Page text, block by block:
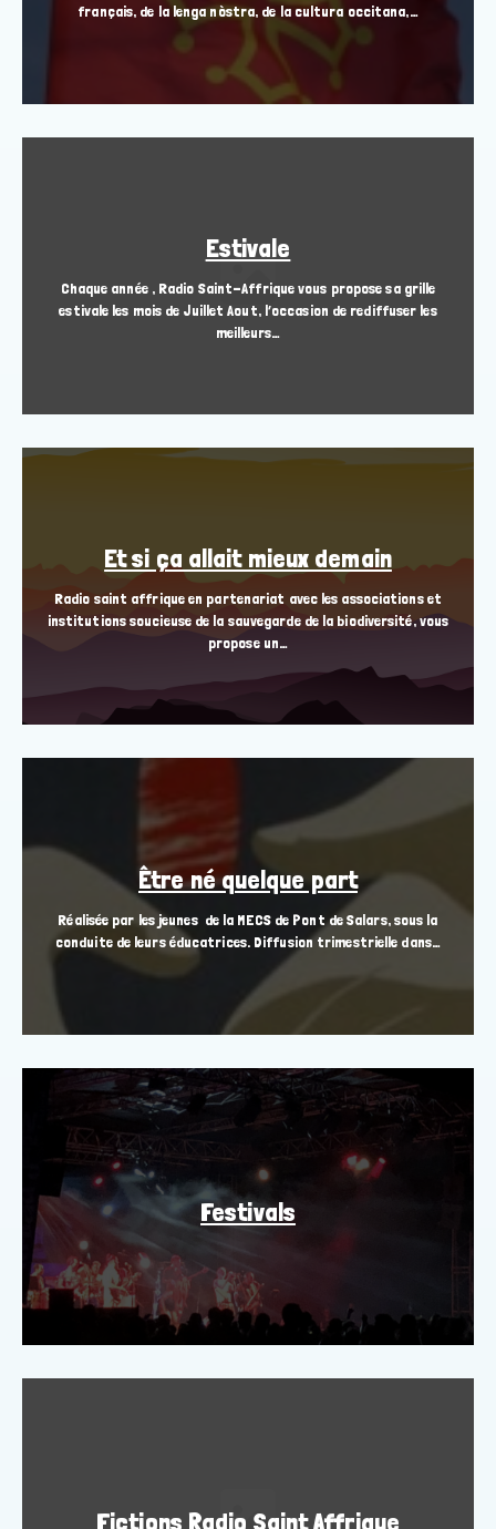
français, de la lenga nòstra, de la cultura occitana,…
Estivale
Chaque année , Radio Saint-Affrique vous propose sa grille
estivale les mois de Juillet Aout, l’occasion de rediffuser les
meilleurs…
Et si ça allait mieux demain
Radio saint affrique en partenariat avec les associations et
institutions soucieuse de la sauvegarde de la biodiversité, vous
propose un…
Être né quelque part
Réalisée par les jeunes de la MECS de Pont de Salars, sous la
conduite de leurs éducatrices. Diffusion trimestrielle dans…
Festivals
Fictions Radio Saint Affrique